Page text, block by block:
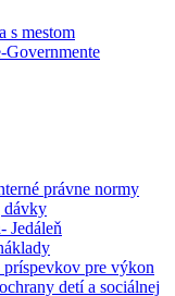
s mestom
Governmente
právne normy
dávky
Jedáleň
pre výkon
detí a sociálnej